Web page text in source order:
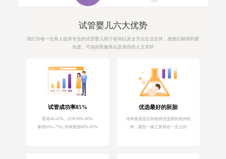
试管婴儿六大优势
我们为每一位客人提供专业的试管婴儿医疗咨询以及全方位生活支持，使他们能得到更
先进、可信的医服务以及加倍的人文关怀
试管成功率85%
香港40~45%，日本50%~60%
泰国65%~75%, 传承集团80%~85%
优选最好的胚胎
传承集团是仅有能择优选择胚胎的机
构，圆您一家之梦就在一念之间